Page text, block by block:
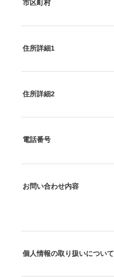
市区町村
住所詳細1
住所詳細2
電話番号
お問い合わせ内容
個人情報の取り扱いについて